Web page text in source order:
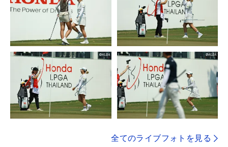
全てのライブフォトを見る